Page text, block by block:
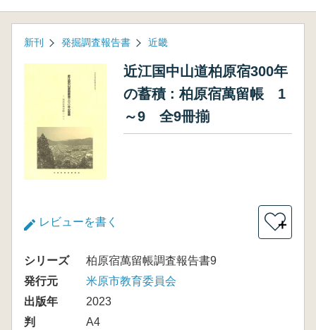
新刊 発掘調査報告書 近畿
近江国中山道柏原宿300年
の蓄積 : 柏原宿萬留帳 1
～9 全9冊揃
レビューを書く ＋
シリーズ
柏原宿萬留帳調査報告書9
発行元
米原市教育委員会
出版年
2023
判
A4